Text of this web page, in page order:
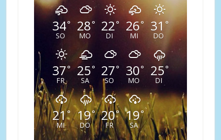
34°
SO
28°
MO
22°
DI
26°
MI
31 °
DO
37°
FR
25°
SA
27°
SO
30°
MO
25°
DI
21°
MI
19°
DO
20°
FR
19°
SA